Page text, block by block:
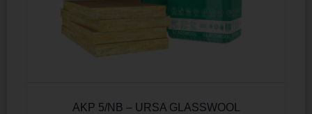
AKP 5/NB – URSA GLASSWOOL